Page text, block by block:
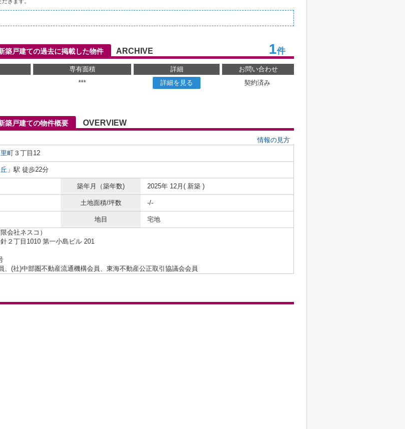
築戸建ての過去に掲載した物件 ARCHIVE 1件
専有面積 詳細 お問い合わせ
*** 詳細を見る
契約済み
築戸建ての物件概要 OVERVIEW
情報の見方
町 ３丁目12
」駅 徒歩22分
築年月（築年数) 2025年 12月( 新築 )
土地面積/坪数 -/-
地目 宅地
会社ネスコ）
２丁目1010 第一小島ビル 201
、(社)中部圏不動産流通機構会員、東海不動産公正取引協議会会員